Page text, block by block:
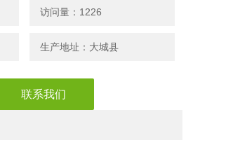
访问量：1226
生产地址：大城县
联系我们